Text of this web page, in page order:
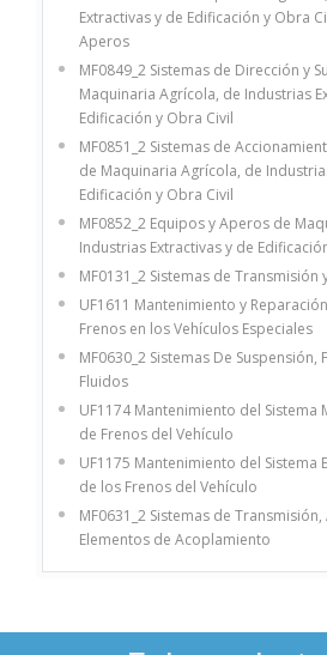
Extractivas y de Edificación y Obra
Aperos
MF0849_2 Sistemas de Dirección y
Maquinaria Agrícola, de Industrias
Edificación y Obra Civil
MF0851_2 Sistemas de
de Maquinaria Agrícola, de
Edificación y Obra Civil
MF0852_2 Equipos y Aperos de
Industrias Extractivas y de
MF0131_2 Sistemas de Transmisión
UF1611 Mantenimiento y
Frenos en los Vehículos Especiales
MF0630_2 Sistemas De
Fluidos
UF1174 Mantenimiento del Sistema
de Frenos del Vehículo
UF1175 Mantenimiento del Sistema
de los Frenos del Vehículo
MF0631_2 Sistemas de
Elementos de Acoplamiento